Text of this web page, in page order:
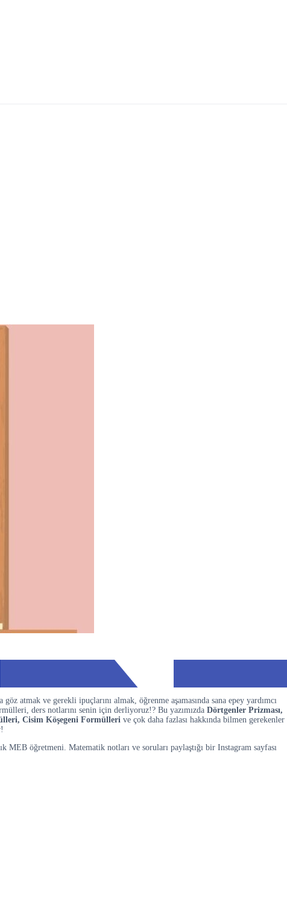
atmak ve gerekli ipuçlarını almak, öğrenme aşamasında sana epey yardımcı
ders notlarını senin için derliyoruz!? Bu yazımızda Dörtgenler Prizması,
Cisim Köşegeni Formülleri ve çok daha fazlası hakkında bilmen gerekenler
öğretmeni. Matematik notları ve soruları paylaştığı bir Instagram sayfası